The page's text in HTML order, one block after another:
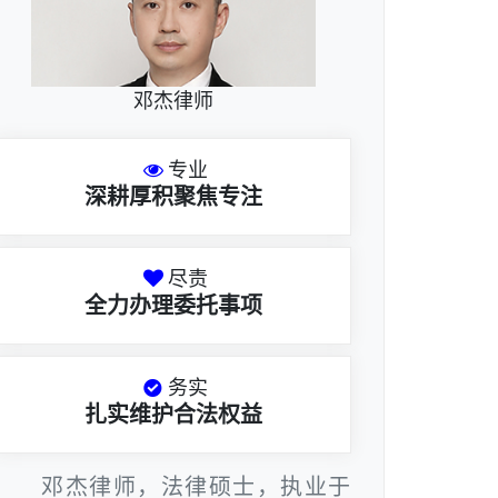
邓杰律师
专业
深耕厚积聚焦专注
尽责
全力办理委托事项
务实
扎实维护合法权益
邓杰律师，法律硕士，执业于